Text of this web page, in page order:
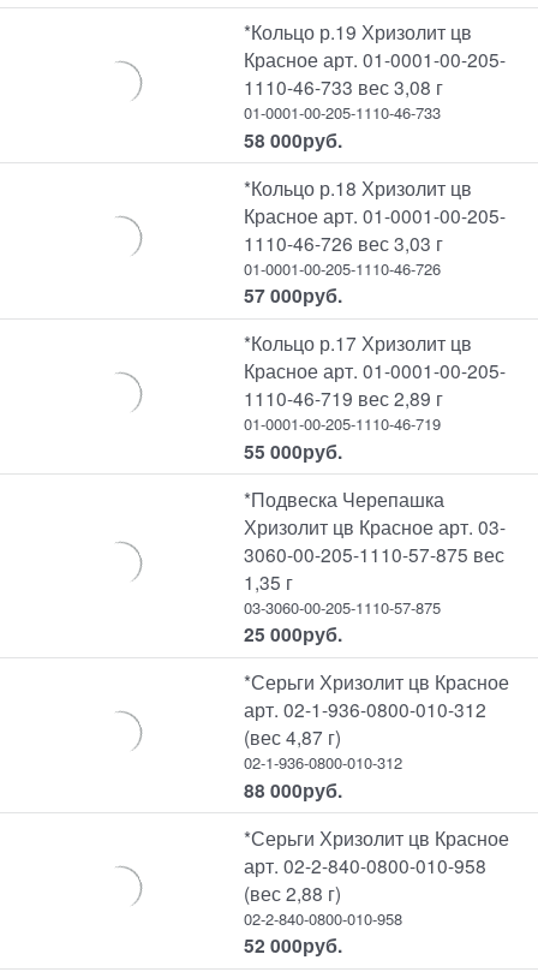
*Кольцо р.19 Хризолит цв
Красное арт. 01-0001-00-205-
1110-46-733 вес 3,08 г
01-0001-00-205-1110-46-733
58 000руб.
*Кольцо р.18 Хризолит цв
Красное арт. 01-0001-00-205-
1110-46-726 вес 3,03 г
01-0001-00-205-1110-46-726
57 000руб.
*Кольцо р.17 Хризолит цв
Красное арт. 01-0001-00-205-
1110-46-719 вес 2,89 г
01-0001-00-205-1110-46-719
55 000руб.
*Подвеска Черепашка
Хризолит цв Красное арт. 03-
3060-00-205-1110-57-875 вес
1,35 г
03-3060-00-205-1110-57-875
25 000руб.
*Серьги Хризолит цв Красное
арт. 02-1-936-0800-010-312
(вес 4,87 г)
02-1-936-0800-010-312
88 000руб.
*Серьги Хризолит цв Красное
арт. 02-2-840-0800-010-958
(вес 2,88 г)
02-2-840-0800-010-958
52 000руб.